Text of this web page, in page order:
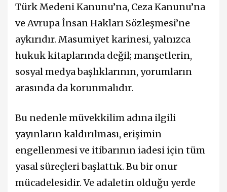
Türk Medeni Kanunu’na, Ceza Kanunu’na
ve Avrupa İnsan Hakları Sözleşmesi’ne
aykırıdır. Masumiyet karinesi, yalnızca
hukuk kitaplarında değil; manşetlerin,
sosyal medya başlıklarının, yorumların
arasında da korunmalıdır.
Bu nedenle müvekkilim adına ilgili
yayınların kaldırılması, erişimin
engellenmesi ve itibarının iadesi için tüm
yasal süreçleri başlattık. Bu bir onur
mücadelesidir. Ve adaletin olduğu yerde